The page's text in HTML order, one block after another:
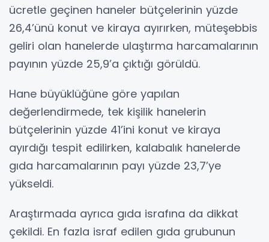
ücretle geçinen haneler bütçelerinin yüzde
26,4’ünü konut ve kiraya ayırırken, müteşebbis
geliri olan hanelerde ulaştırma harcamalarının
payının yüzde 25,9’a çıktığı görüldü.
Hane büyüklüğüne göre yapılan
değerlendirmede, tek kişilik hanelerin
bütçelerinin yüzde 41’ini konut ve kiraya
ayırdığı tespit edilirken, kalabalık hanelerde
gıda harcamalarının payı yüzde 23,7’ye
yükseldi.
Araştırmada ayrıca gıda israfına da dikkat
çekildi. En fazla israf edilen gıda grubunun